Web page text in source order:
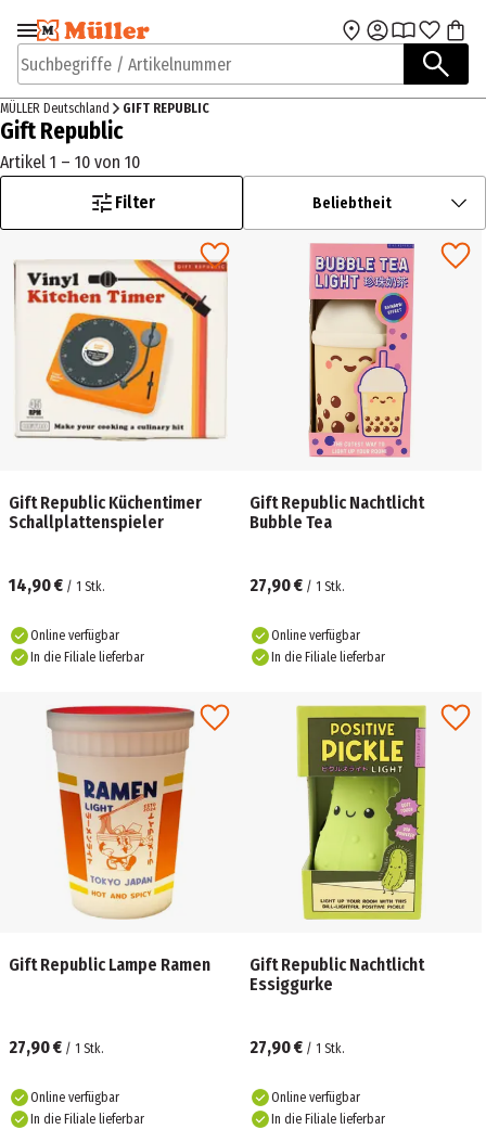
Zur Navigation
springen
Zum Hauptinhalt
Suchbegriffe / Artikelnummer
MÜLLER Deutschland GIFT REPUBLIC
Gift Republic
Artikel 1 – 10 von 10
Filter
Beliebtheit
Gift Republic Küchentimer
Schallplattenspieler
14,90 € / 1 Stk.
Online verfügbar
In die Filiale lieferbar
Gift Republic Nachtlicht
Bubble Tea
27,90 € / 1 Stk.
Online verfügbar
In die Filiale lieferbar
Gift Republic Lampe Ramen
27,90 € / 1 Stk.
Online verfügbar
In die Filiale lieferbar
Gift Republic Nachtlicht
Essiggurke
27,90 € / 1 Stk.
Online verfügbar
In die Filiale lieferbar